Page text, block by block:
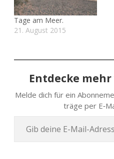
Tage am Meer.
21. August 2015
Entdecke mehr
Melde dich für ein
trä­ge per